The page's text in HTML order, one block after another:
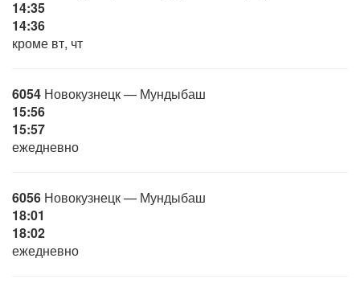
14:35
14:36
кроме вт, чт
6054 Новокузнецк — Мундыбаш
15:56
15:57
ежедневно
6056 Новокузнецк — Мундыбаш
18:01
18:02
ежедневно